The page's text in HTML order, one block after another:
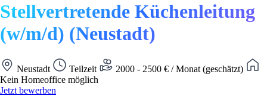
Stellvertretende Küchenleitung
(w/m/d) (Neustadt)
Neustadt Teilzeit
2000 - 2500 € / Monat (geschätzt)
Kein Homeoffice möglich
Jetzt bewerben